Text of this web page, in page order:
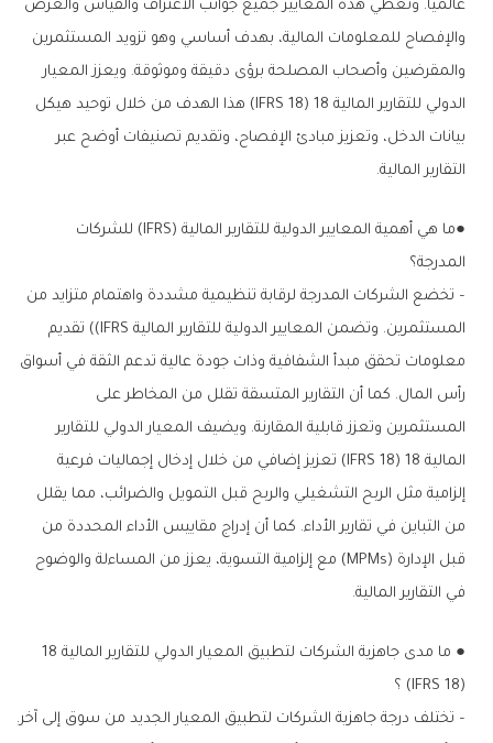
عالمياً. وتغطي هذه المعايير جميع جوانب الاعتراف والقياس والعرض
والإفصاح للمعلومات المالية، بهدف أساسي وهو تزويد المستثمرين
والمقرضين وأصحاب المصلحة برؤى دقيقة وموثوقة. ويعزز المعيار
الدولي للتقارير المالية 18 (IFRS 18) هذا الهدف من خلال توحيد هيكل
بيانات الدخل، وتعزيز مبادئ الإفصاح، وتقديم تصنيفات أوضح عبر
التقارير المالية.
●ما هي أهمية المعايير الدولية للتقارير المالية (IFRS) للشركات
المدرجة؟
– تخضع الشركات المدرجة لرقابة تنظيمية مشددة واهتمام متزايد من
المستثمرين. وتضمن المعايير الدولية للتقارير المالية IFRS)) تقديم
معلومات تحقق مبدأ الشفافية وذات جودة عالية تدعم الثقة في أسواق
رأس المال. كما أن التقارير المتسقة تقلل من المخاطر على
المستثمرين وتعزز قابلية المقارنة. ويضيف المعيار الدولي للتقارير
المالية 18 (IFRS 18) تعزيز إضافي من خلال إدخال إجماليات فرعية
إلزامية مثل الربح التشغيلي والربح قبل التمويل والضرائب، مما يقلل
من التباين في تقارير الأداء. كما أن إدراج مقاييس الأداء المحددة من
قبل الإدارة (MPMs) مع إلزامية التسوية، يعزز من المساءلة والوضوح
في التقارير المالية.
● ما مدى جاهزية الشركات لتطبيق المعيار الدولي للتقارير المالية 18
(IFRS 18) ؟
– تختلف درجة جاهزية الشركات لتطبيق المعيار الجديد من سوق إلى آخر.